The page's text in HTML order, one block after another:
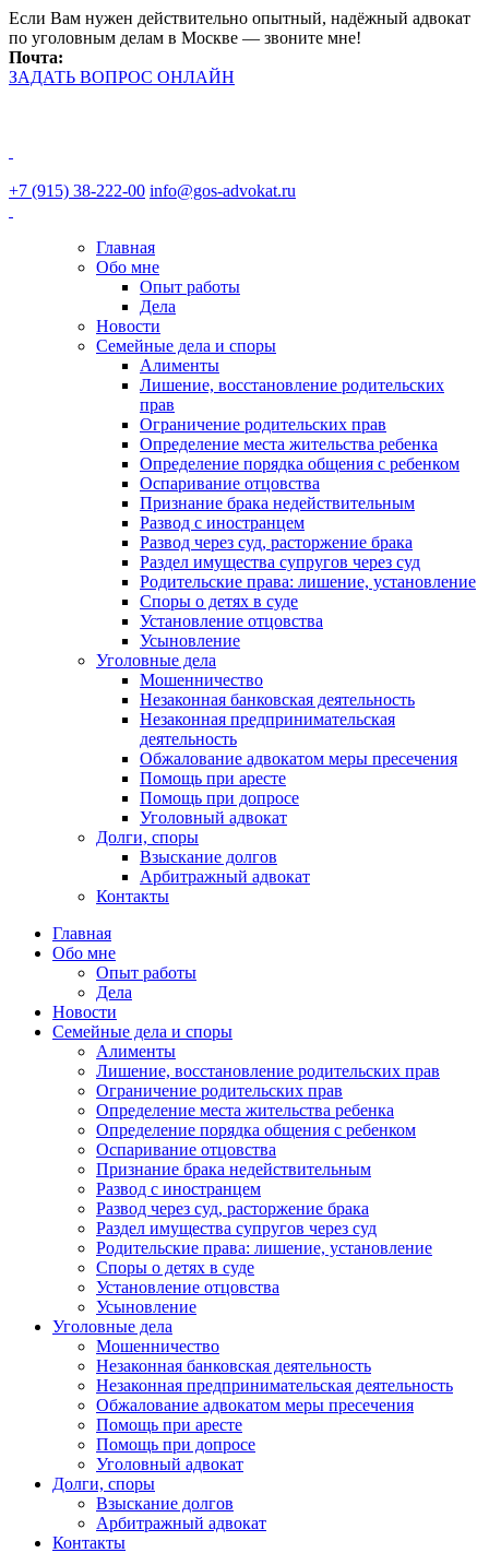
Если Вам нужен действительно опытный, надёжный адвокат
по уголовным делам в Москве — звоните мне!
Почта:
ЗАДАТЬ ВОПРОС ОНЛАЙН
+7 (915) 38-222-00 info@gos-advokat.ru
Главная
Обо мне
Опыт работы
Дела
Новости
Семейные дела и споры
Алименты
Лишение, восстановление родительских
прав
Ограничение родительских прав
Определение места жительства ребенка
Определение порядка общения с ребенком
Оспаривание отцовства
Признание брака недействительным
Развод с иностранцем
Развод через суд, расторжение брака
Раздел имущества супругов через суд
Родительские права: лишение, установление
Споры о детях в суде
Установление отцовства
Усыновление
Уголовные дела
Мошенничество
Незаконная банковская деятельность
Незаконная предпринимательская
деятельность
Обжалование адвокатом меры пресечения
Помощь при аресте
Помощь при допросе
Уголовный адвокат
Долги, споры
Взыскание долгов
Арбитражный адвокат
Контакты
Главная
Обо мне
Опыт работы
Дела
Новости
Семейные дела и споры
Алименты
Лишение, восстановление родительских прав
Ограничение родительских прав
Определение места жительства ребенка
Определение порядка общения с ребенком
Оспаривание отцовства
Признание брака недействительным
Развод с иностранцем
Развод через суд, расторжение брака
Раздел имущества супругов через суд
Родительские права: лишение, установление
Споры о детях в суде
Установление отцовства
Усыновление
Уголовные дела
Мошенничество
Незаконная банковская деятельность
Незаконная предпринимательская деятельность
Обжалование адвокатом меры пресечения
Помощь при аресте
Помощь при допросе
Уголовный адвокат
Долги, споры
Взыскание долгов
Арбитражный адвокат
Контакты